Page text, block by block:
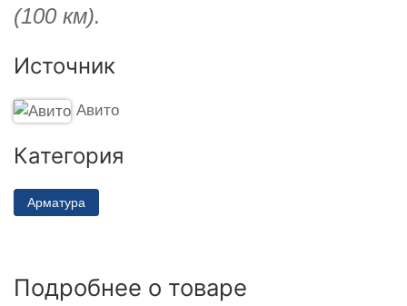
(100 км).
Источник
Авито
Категория
Арматура
Подробнее о товаре